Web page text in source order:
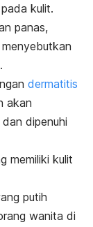
kulit.
panas,
menyebutkan
dermatitis
akan
dipenuhi
memiliki kulit
putih
wanita di